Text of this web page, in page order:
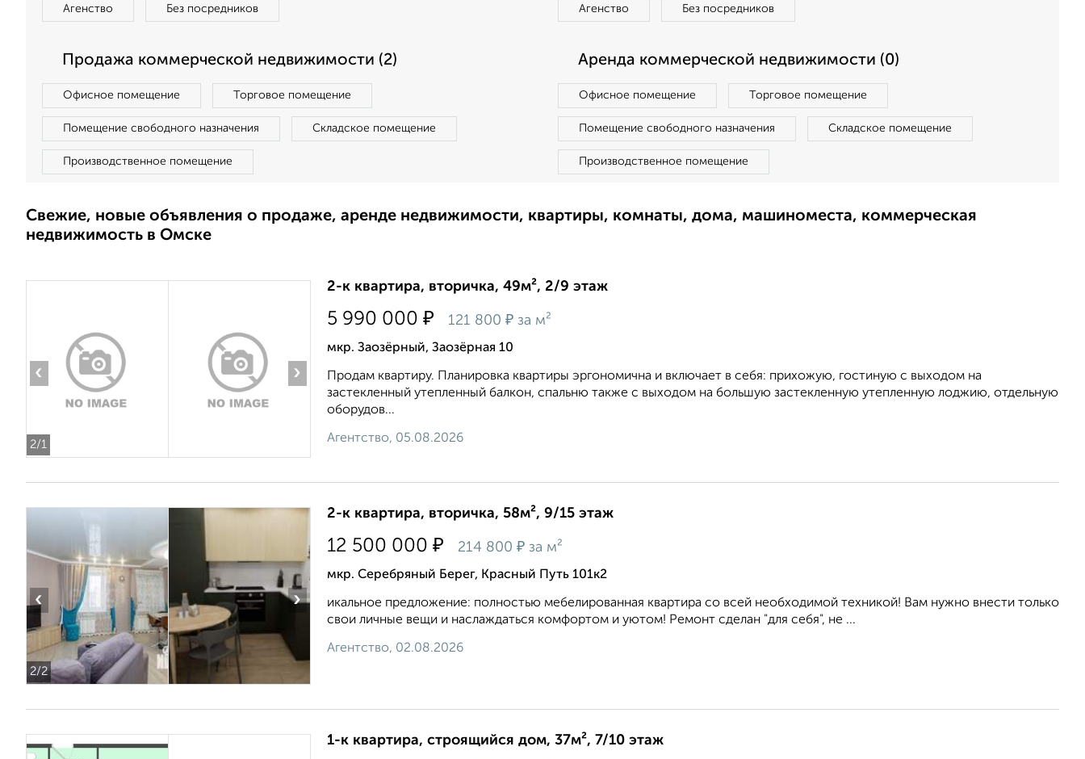
Агенство Без посредников Агенство Без посредников
Продажа коммерческой недвижимости (2)
Офисное помещение Торговое помещение
Помещение свободного назначения Складское помещение
Производственное помещение
Аренда коммерческой недвижимости (0)
Офисное помещение Торговое помещение
Помещение свободного назначения Складское помещение
Производственное помещение
Свежие, новые объявления о продаже, аренде недвижимости, квартиры, комнаты, дома, машиноместа, коммерческая
недвижимость в Омске
2/1
‹ ›
2-к квартира, вторичка, 49м², 2/9 этаж
5 990 000 ₽ 121 800 ₽ за м²
мкр. Заозёрный, Заозёрная 10
Продам квартиру. Планировка квартиры эргономична и включает в себя: прихожую, гостиную с выходом на
застекленный утепленный балкон, спальню также с выходом на большую застекленную утепленную лоджию, отдельную
оборудов...
Агентство, 05.08.2026
2/2
‹ ›
2-к квартира, вторичка, 58м², 9/15 этаж
12 500 000 ₽ 214 800 ₽ за м²
мкр. Серебряный Берег, Красный Путь 101к2
икальное предложение: полностью мебелированная квартира со всей необходимой техникой! Вам нужно внести только
свои личные вещи и наслаждаться комфортом и уютом! Ремонт сделан "для себя", не ...
Агентство, 02.08.2026
1-к квартира, строящийся дом, 37м², 7/10 этаж